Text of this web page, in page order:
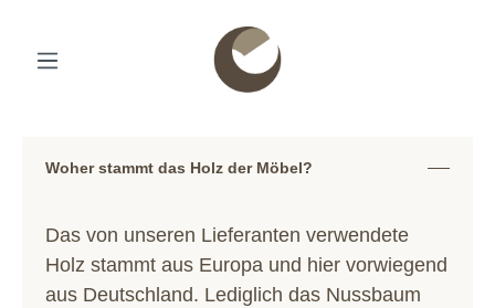
Woher stammt das Holz der Möbel?
Das von unseren Lieferanten verwendete
Holz stammt aus Europa und hier vorwiegend
aus Deutschland. Lediglich das Nussbaum